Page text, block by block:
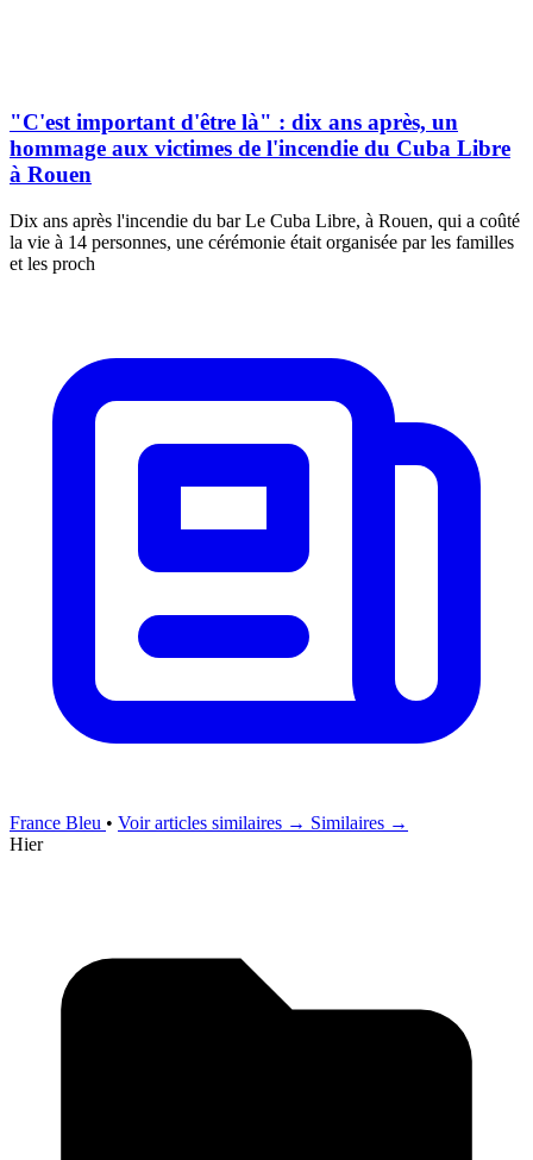
"C'est important d'être là" : dix ans après, un
hommage aux victimes de l'incendie du Cuba Libre
à Rouen
Dix ans après l'incendie du bar Le Cuba Libre, à Rouen, qui a coûté
la vie à 14 personnes, une cérémonie était organisée par les familles
et les proch
France Bleu • Voir articles similaires → Similaires →
Hier